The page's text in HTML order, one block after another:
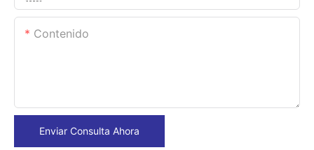
Contenido
Enviar Consulta Ahora